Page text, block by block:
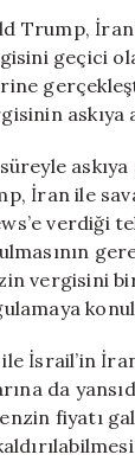
Trump,
geçici
askıya
askıya
İran ile
verdiği
vergisini
İsrail’in
da
fiyatı